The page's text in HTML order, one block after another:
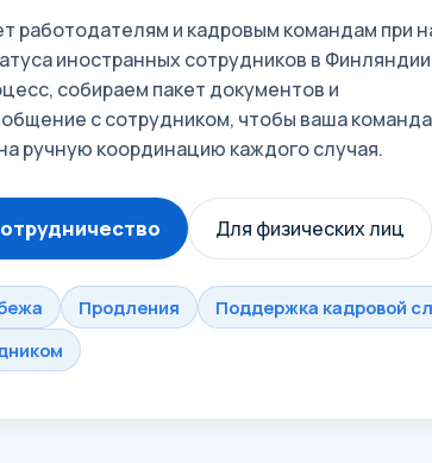
работодателям и кадровым командам при
иностранных сотрудников в
собираем пакет документов и
с сотрудником, чтобы ваша
ручную координацию каждого случая.
Для физических лиц
Продления
Поддержка кадровой